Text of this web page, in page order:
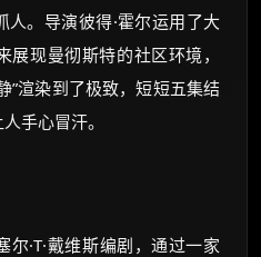
。导演彼得·霍尔运用了大
现曼彻斯特的社区环境，
”渲染到了极致，短短五集结
手心冒汗。
尔·T·戴维斯编剧，通过一家